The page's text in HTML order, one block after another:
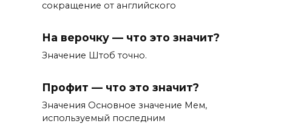
сокращение от английского
На верочку — что это значит?
Значение Штоб точно.
Профит — что это значит?
Значения Основное значение Мем,
используемый последним